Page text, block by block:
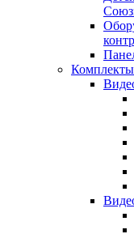
Комплекты